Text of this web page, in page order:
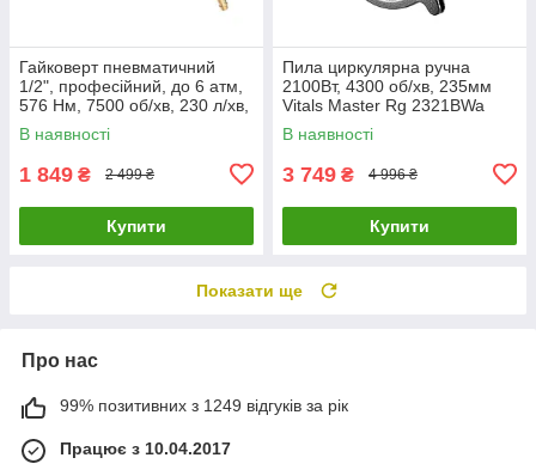
Гайковерт пневматичний
1/2", професійний, до 6 атм,
576 Нм, 7500 об/хв, 230 л/хв,
STORM INTERTOOL PT-1103
В наявності
1 849 ₴ 2 499 ₴
Купити
Пила циркулярна ручна
2100Вт, 4300 об/хв, 235мм
Vitals Master Rg 2321BWa
52096
В наявності
3 749 ₴ 4 996 ₴
Купити
Показати ще
Про нас
99% позитивних з 1249 відгуків за рік
Працює з 10.04.2017